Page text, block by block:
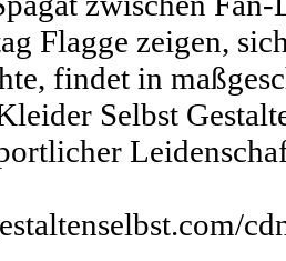
Flagge zeigen,
findet in
Selbst